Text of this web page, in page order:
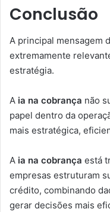
Conclusão
A principal mensagem
extremamente
estratégia.
A ia na cobrança não
papel dentro da
mais estratégica,
A ia na cobrança está
empresas estruturam
crédito, combinando
gerar decisões mais